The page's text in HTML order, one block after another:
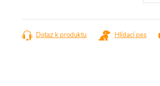
Dotaz k produktu Hlídací pes